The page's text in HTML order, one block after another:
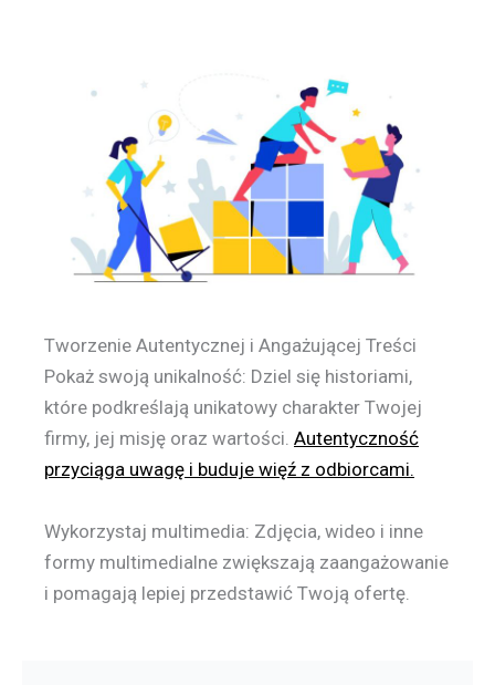
Tworzenie Autentycznej i Angażującej Treści
Pokaż swoją unikalność: Dziel się historiami,
które podkreślają unikatowy charakter Twojej
firmy, jej misję oraz wartości. Autentyczność
przyciąga uwagę i buduje więź z odbiorcami.
Wykorzystaj multimedia: Zdjęcia, wideo i inne
formy multimedialne zwiększają zaangażowanie
i pomagają lepiej przedstawić Twoją ofertę.